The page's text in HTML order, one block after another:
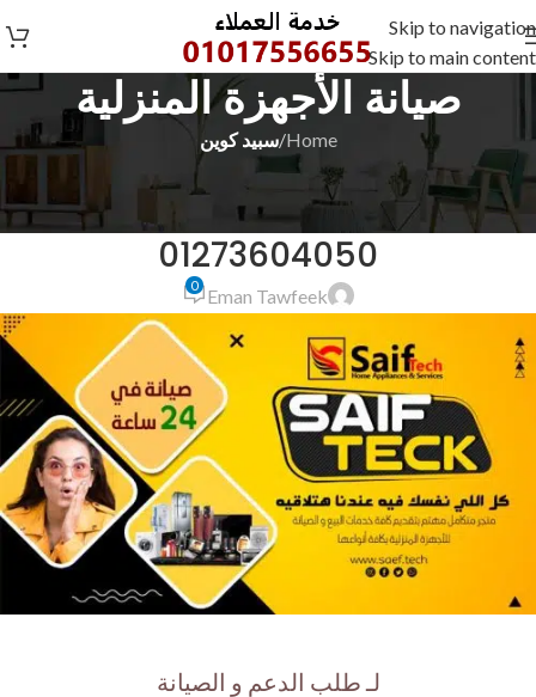
Skip to navigation
Skip to main content
صيانة الأجهزة المنزلية
Home
/سبيد كوين
سبيد كوين
صيانة سبيد كوين القاهرة
01273604050
Eman Tawfeek
0
لـ طلب الدعم و الصيانة